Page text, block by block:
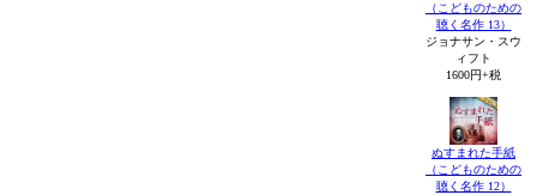
（こどものための
聴く名作 13）
ジョナサン・スウ
ィフト
1600円+税
ぬすまれた手紙
（こどものための
聴く名作 12）